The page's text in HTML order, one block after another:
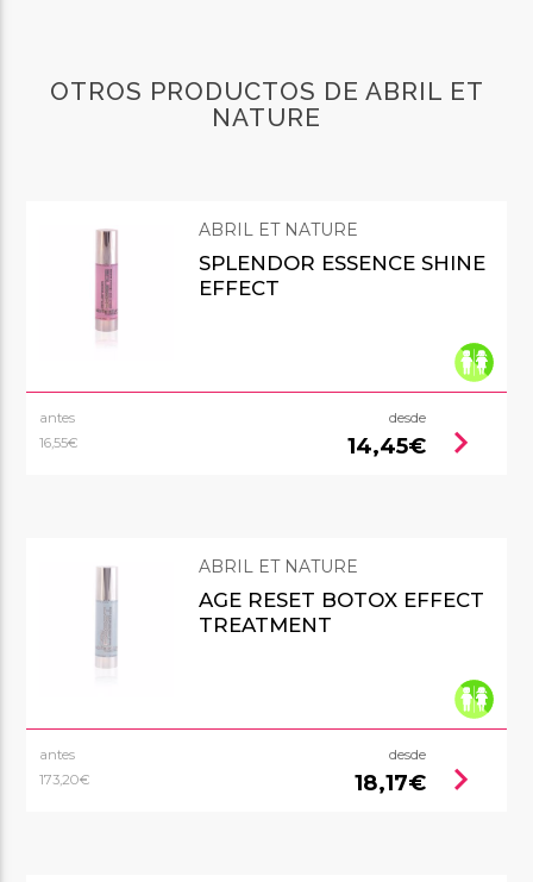
OTROS PRODUCTOS DE ABRIL ET
NATURE
ABRIL ET NATURE
SPLENDOR ESSENCE SHINE
EFFECT
antes
16,55€
desde
14,45€ chevron_right
ABRIL ET NATURE
AGE RESET BOTOX EFFECT
TREATMENT
antes
173,20€
desde
18,17€ chevron_right